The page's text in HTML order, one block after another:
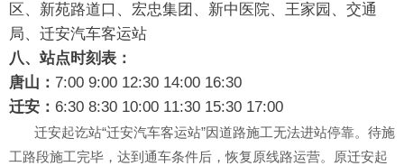
区、新苑路道口、宏忠集团、新中医院、王家园、交通
局、迁安汽车客运站
八、站点时刻表：
唐山： 7:00 9:00 12:30 14:00 16:30
迁安： 6:30 8:30 10:00 11:30 15:30 17:00
迁安起讫站“迁安汽车客运站”因道路施工无法进站停靠。待施
工路段施工完毕，达到通车条件后，恢复原线路运营。
原迁安起